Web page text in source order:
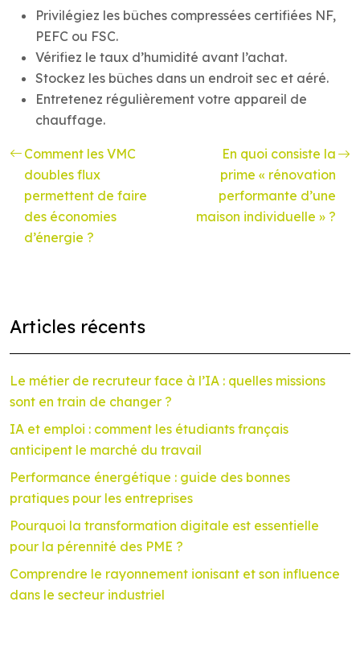
Privilégiez les bûches compressées certifiées NF,
PEFC ou FSC.
Vérifiez le taux d’humidité avant l’achat.
Stockez les bûches dans un endroit sec et aéré.
Entretenez régulièrement votre appareil de
chauffage.
Comment les VMC
doubles flux
permettent de faire
des économies
d’énergie ?
En quoi consiste la
prime « rénovation
performante d’une
maison individuelle » ?
Articles récents
Le métier de recruteur face à l’IA : quelles missions
sont en train de changer ?
IA et emploi : comment les étudiants français
anticipent le marché du travail
Performance énergétique : guide des bonnes
pratiques pour les entreprises
Pourquoi la transformation digitale est essentielle
pour la pérennité des PME ?
Comprendre le rayonnement ionisant et son influence
dans le secteur industriel